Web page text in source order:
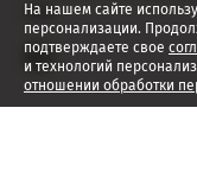
На нашем сайте
персонализации.
подтверждаете свое
и технологий
отношении обработки
2026